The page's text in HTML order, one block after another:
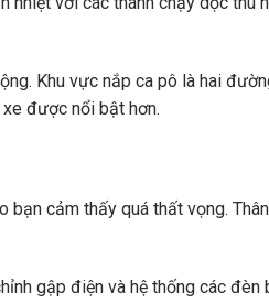
Khu vực nắp ca pô là hai
được nổi bật hơn.
bạn cảm thấy quá thất vọng. Thân
gập điện và hệ thống các đèn